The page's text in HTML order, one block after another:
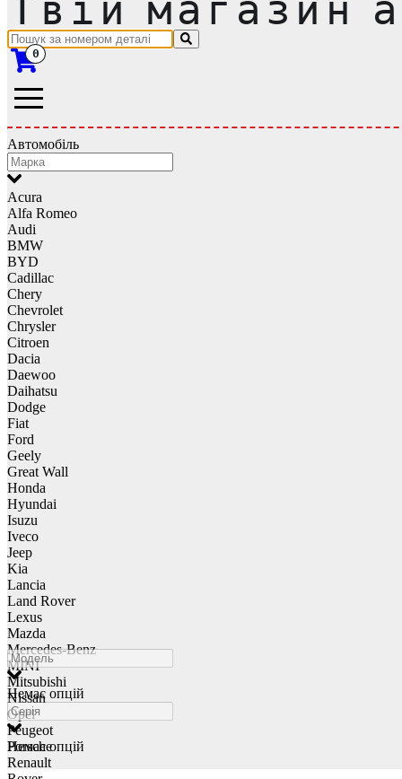
0
Автомобіль
Acura
Alfa Romeo
Audi
BMW
BYD
Cadillac
Chery
Chevrolet
Chrysler
Citroen
Dacia
Daewoo
Daihatsu
Dodge
Fiat
Ford
Geely
Great Wall
Honda
Hyundai
Isuzu
Iveco
Jeep
Kia
Lancia
Land Rover
Lexus
Mazda
Mercedes-Benz
MINI
Mitsubishi
Nissan
Opel
Peugeot
Porsche
Renault
Немає опцій
Немає опцій